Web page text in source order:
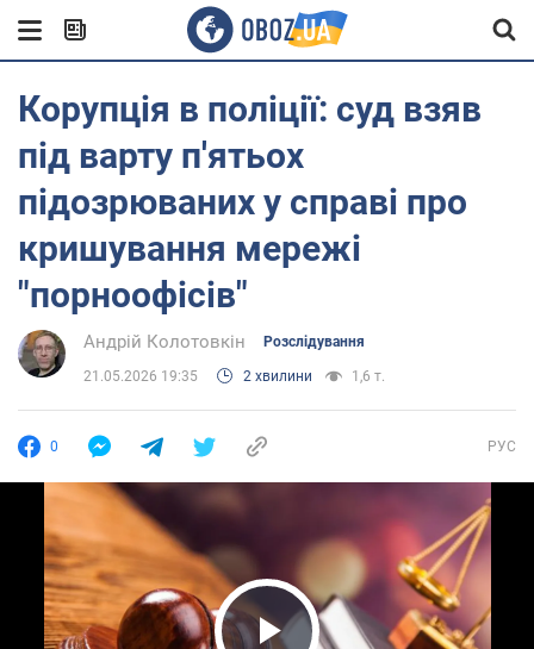
Корупція в поліції: суд взяв
під варту п'ятьох
підозрюваних у справі про
кришування мережі
"порноофісів"
Андрій Колотовкін Розслідування
21.05.2026 19:35 2 хвилини 1,6 т.
0 РУС